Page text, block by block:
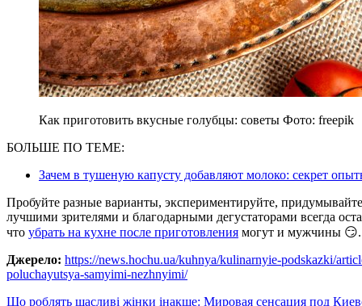
Как приготовить вкусные голубцы: советы Фото: freepik
БОЛЬШЕ ПО ТЕМЕ:
Зачем в тушеную капусту добавляют молоко: секрет
Пробуйте разные варианты, экспериментируйте,
лучшими зрителями и благодарными дегустаторами всегда
что убрать на кухне после приготовления могут и мужчины 😏.
Джерело: https://news.hochu.ua/kuhnya/kulinarnyie-podskazki/
poluchayutsya-samyimi-nezhnyimi/
Що роблять щасливі жінки інакше: Мировая сенсация под